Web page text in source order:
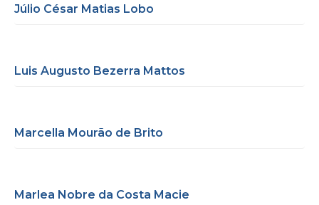
Júlio César Matias Lobo
Luis Augusto Bezerra Mattos
Marcella Mourão de Brito
Marlea Nobre da Costa Macie